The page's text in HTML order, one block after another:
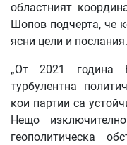
областният
Шопов подчерта, че
ясни цели и послания.
„От 2021 година
турбулентна
кои партии са
Нещо
геополитическа